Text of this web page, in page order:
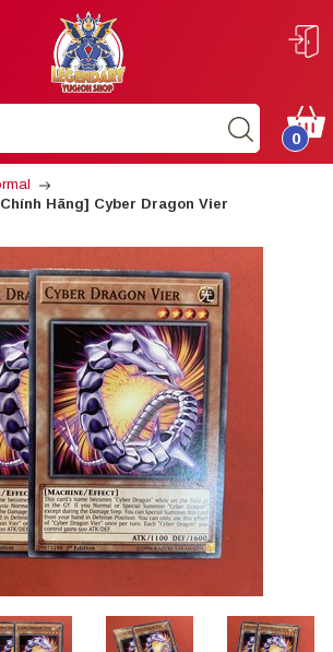
0
Hãng] Cyber Dragon Vier